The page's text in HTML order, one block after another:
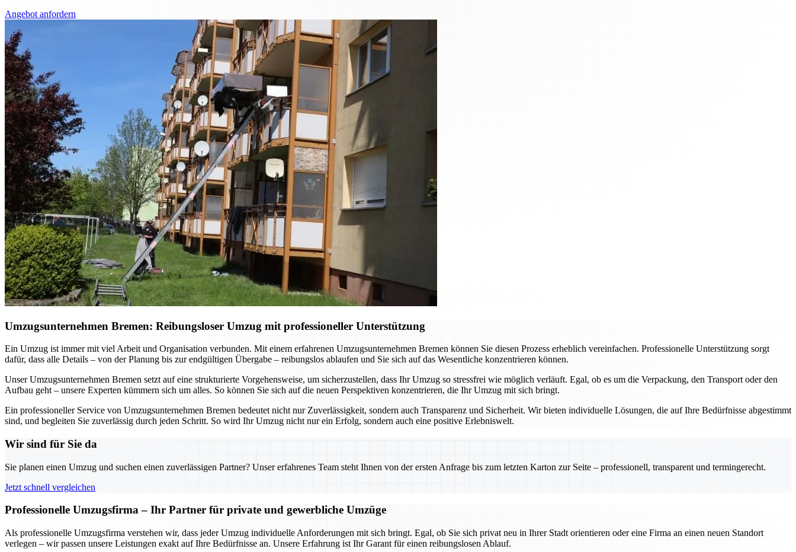
Angebot anfordern
Umzugsunternehmen Bremen: Reibungsloser Umzug mit professioneller Unterstützung
Ein Umzug ist immer mit viel Arbeit und Organisation verbunden. Mit einem erfahrenen Umzugsunternehmen Bremen können Sie diesen Prozess erheblich vereinfachen. Professionelle Unterstützung sorgt
dafür, dass alle Details – von der Planung bis zur endgültigen Übergabe – reibungslos ablaufen und Sie sich auf das Wesentliche konzentrieren können.
Unser Umzugsunternehmen Bremen setzt auf eine strukturierte Vorgehensweise, um sicherzustellen, dass Ihr Umzug so stressfrei wie möglich verläuft. Egal, ob es um die Verpackung, den Transport oder den
Aufbau geht – unsere Experten kümmern sich um alles. So können Sie sich auf die neuen Perspektiven konzentrieren, die Ihr Umzug mit sich bringt.
Ein professioneller Service von Umzugsunternehmen Bremen bedeutet nicht nur Zuverlässigkeit, sondern auch Transparenz und Sicherheit. Wir bieten individuelle Lösungen, die auf Ihre Bedürfnisse abgestimmt
sind, und begleiten Sie zuverlässig durch jeden Schritt. So wird Ihr Umzug nicht nur ein Erfolg, sondern auch eine positive Erlebniswelt.
Wir sind für Sie da
Sie planen einen Umzug und suchen einen zuverlässigen Partner? Unser erfahrenes Team steht Ihnen von der ersten Anfrage bis zum letzten Karton zur Seite – professionell, transparent und termingerecht.
Jetzt schnell vergleichen
Professionelle Umzugsfirma – Ihr Partner für private und gewerbliche Umzüge
Als professionelle Umzugsfirma verstehen wir, dass jeder Umzug individuelle Anforderungen mit sich bringt. Egal, ob Sie sich privat neu in Ihrer Stadt orientieren oder eine Firma an einen neuen Standort
verlegen – wir passen unsere Leistungen exakt auf Ihre Bedürfnisse an. Unsere Erfahrung ist Ihr Garant für einen reibungslosen Ablauf.